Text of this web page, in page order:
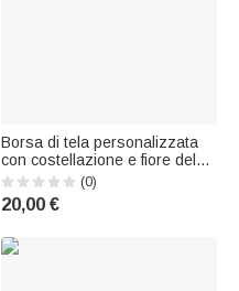
Borsa di tela personalizzata
con costellazione e fiore del
mese di nascita, con nome:
regalo per l'uso quotidiano,
per la Festa della Mamma o
mamma o nonna
(0)
20,00 €